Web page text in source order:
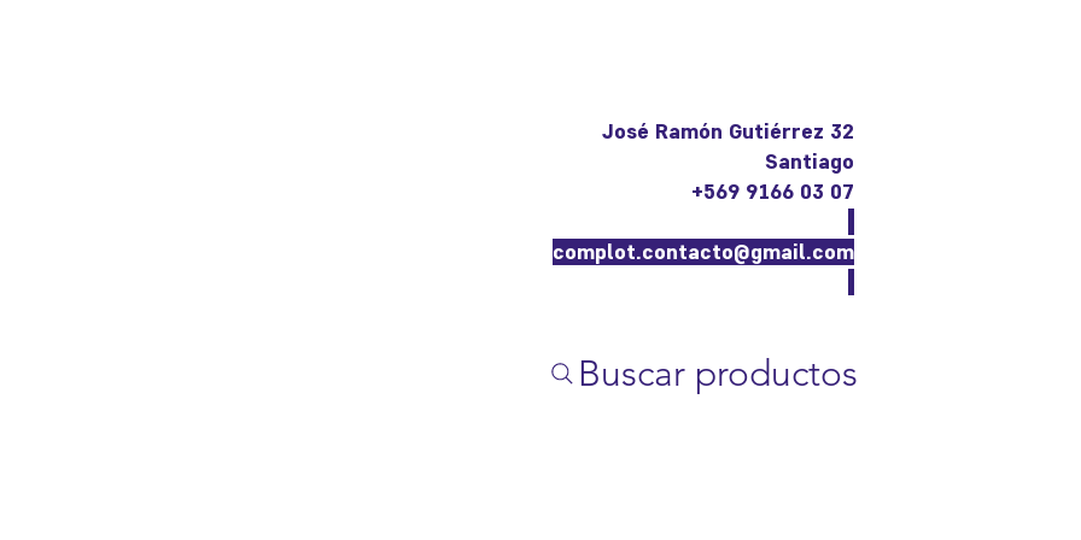
José Ramón Gutiérrez 32
Santiago
+569 9166 03 07
complot.contacto@gmail.com
Buscar productos